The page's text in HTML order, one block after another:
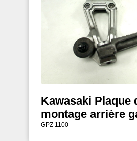
Kawasaki Plaque
montage arrière
GPZ 1100